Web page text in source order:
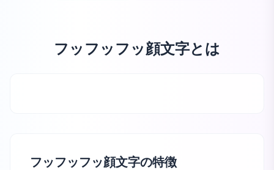
フッフッフッ顔文字とは
フッフッフッ顔文字の特徴